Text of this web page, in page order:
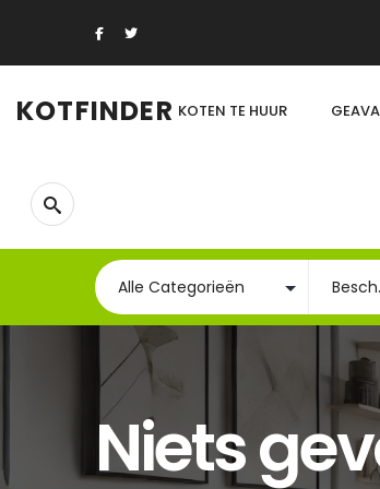
KOTFINDER KOTEN TE HUUR
Niets